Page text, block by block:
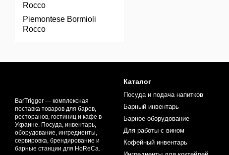
Rocco
Piemontese Bormioli
Rocco
BarTrigger — комплексная
поставка товаров для баров,
ресторанов, гостиниц и кафе в
Украине. Посуда, инвентарь,
оборудование, ингредиенты,
сервировка, брендирование и
барные станции для HoReCa.
Каталог
Посуда и подача напитков
Барный инвентарь
Барное оборудование
Для работы с вином
Кофейный инвентарь